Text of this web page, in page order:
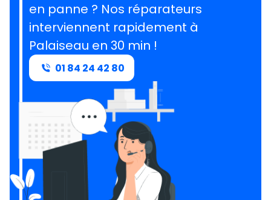
en panne ? Nos réparateurs
interviennent rapidement à
Palaiseau en 30 min !
01 84 24 42 80